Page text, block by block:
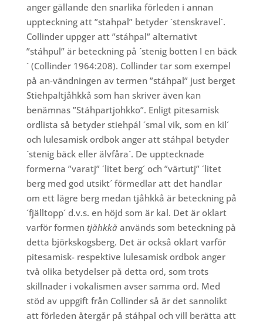
anger gällande den snarlika förleden i annan
uppteckning att ”stahpal” betyder ´stenskravel´.
Collinder uppger att ”stáhpal” alternativt
”stáhpul” är beteckning på ´stenig botten I en bäck
´ (Collinder 1964:208). Collinder tar som exempel
på an-vändningen av termen ”stáhpal” just berget
Stiehpaltjåhkkå som han skriver även kan
benämnas ”Stáhpartjohkko”. Enligt pitesamisk
ordlista så betyder stiehpál ´smal vik, som en kil´
och lulesamisk ordbok anger att stáhpal betyder
´stenig bäck eller älvfåra´. De upptecknade
formerna ”varatj” ´litet berg´ och ”värtutj” ´litet
berg med god utsikt´ förmedlar att det handlar
om ett lägre berg medan tjåhkkå är beteckning på
´fjälltopp´ d.v.s. en höjd som är kal. Det är oklart
varför formen tjåhkkåanvänds som beteckning på
detta björkskogsberg. Det är också oklart varför
pitesamisk- respektive lulesamisk ordbok anger
två olika betydelser på detta ord, som trots
skillnader i vokalismen avser samma ord. Med
stöd av uppgift från Collinder så är det sannolikt
att förleden återgår på stáhpal och vill berätta att